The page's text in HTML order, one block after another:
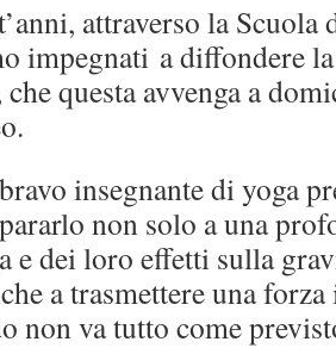
attraverso la Scuola
impegnati a diffondere
questa avvenga a
insegnante di yoga
non solo a una
e dei loro effetti sulla
a trasmettere una
non va tutto come